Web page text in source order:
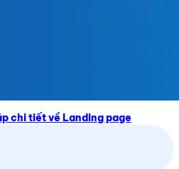
chi tiết về Landing page